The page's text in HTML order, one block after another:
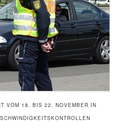
VOM 18. BIS 22. NOVEMBER IN
D